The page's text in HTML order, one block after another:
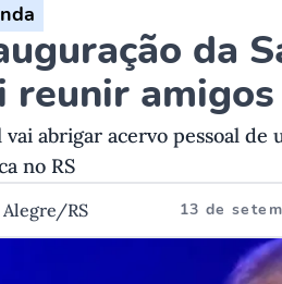
da
reunir
vai abrigar acervo pessoal de
no RS
RS 13 de